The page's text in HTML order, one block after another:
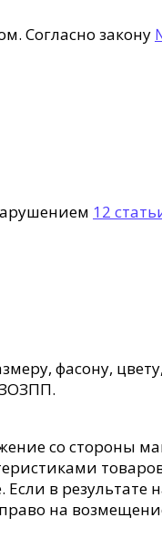
Согласно закону
12
фасону,
со стороны
в
на